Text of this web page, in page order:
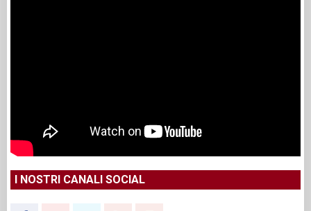
I NOSTRI CANALI SOCIAL